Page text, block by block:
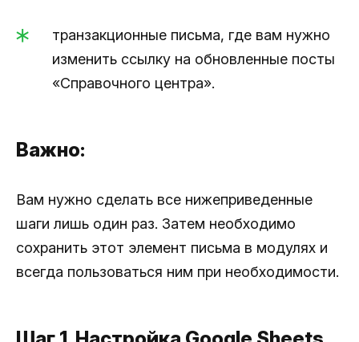
транзакционные письма, где вам нужно
изменить ссылку на обновленные посты
«Справочного центра».
Важно:
Вам нужно сделать все нижеприведенные
шаги лишь один раз. Затем необходимо
сохранить этот элемент письма в модулях и
всегда пользоваться ним при необходимости.